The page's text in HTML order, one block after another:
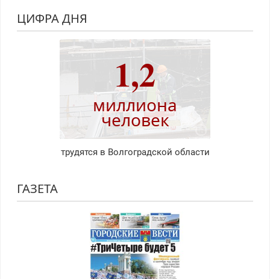
ЦИФРА ДНЯ
1,2
миллиона
человек
трудятся в Волгоградской области
ГАЗЕТА